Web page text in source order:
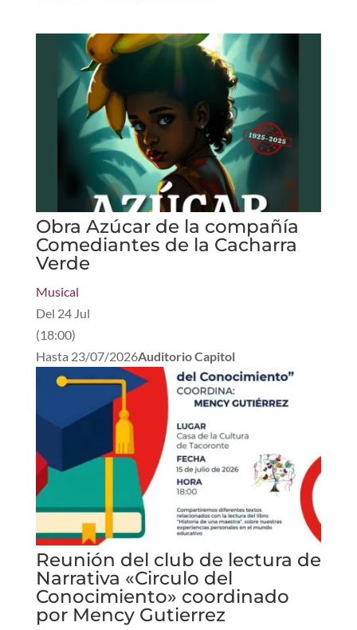
Obra Azúcar de la compañía
Comediantes de la Cacharra
Verde
Musical
Del 24 Jul
(18:00)
Hasta 23/07/2026Auditorio Capitol
Reunión del club de lectura de
Narrativa «Circulo del
Conocimiento» coordinado
por Mency Gutierrez